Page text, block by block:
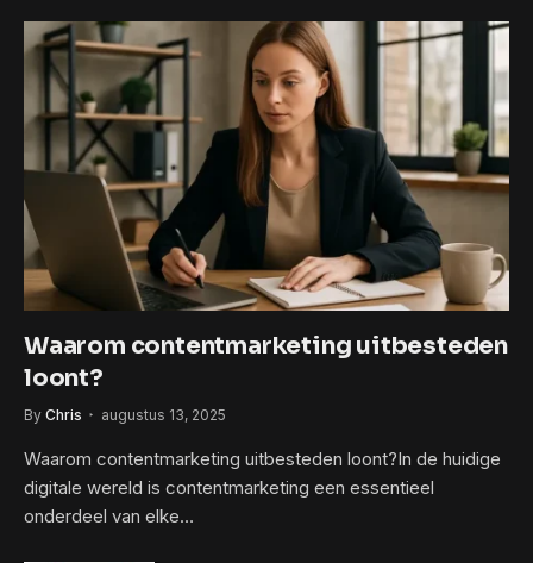
Waarom contentmarketing uitbesteden
loont?
By Chris augustus 13, 2025
Waarom contentmarketing uitbesteden loont?In de huidige
digitale wereld is contentmarketing een essentieel
onderdeel van elke…